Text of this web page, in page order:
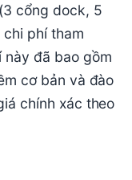
cổng dock, 5
phí tham
đã bao gồm
cơ bản và đào
chính xác theo